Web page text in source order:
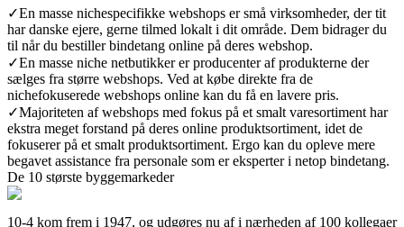
✓En masse nichespecifikke webshops er små virksomheder, der tit
har danske ejere, gerne tilmed lokalt i dit område. Dem bidrager du
til når du bestiller bindetang online på deres webshop.
✓En masse niche netbutikker er producenter af produkterne der
sælges fra større webshops. Ved at købe direkte fra de
nichefokuserede webshops online kan du få en lavere pris.
✓Majoriteten af webshops med fokus på et smalt varesortiment har
ekstra meget forstand på deres online produktsortiment, idet de
fokuserer på et smalt produktsortiment. Ergo kan du opleve mere
begavet assistance fra personale som er eksperter i netop bindetang.
De 10 største byggemarkeder
10-4 kom frem i 1947, og udgøres nu af i nærheden af 100 kollegaer